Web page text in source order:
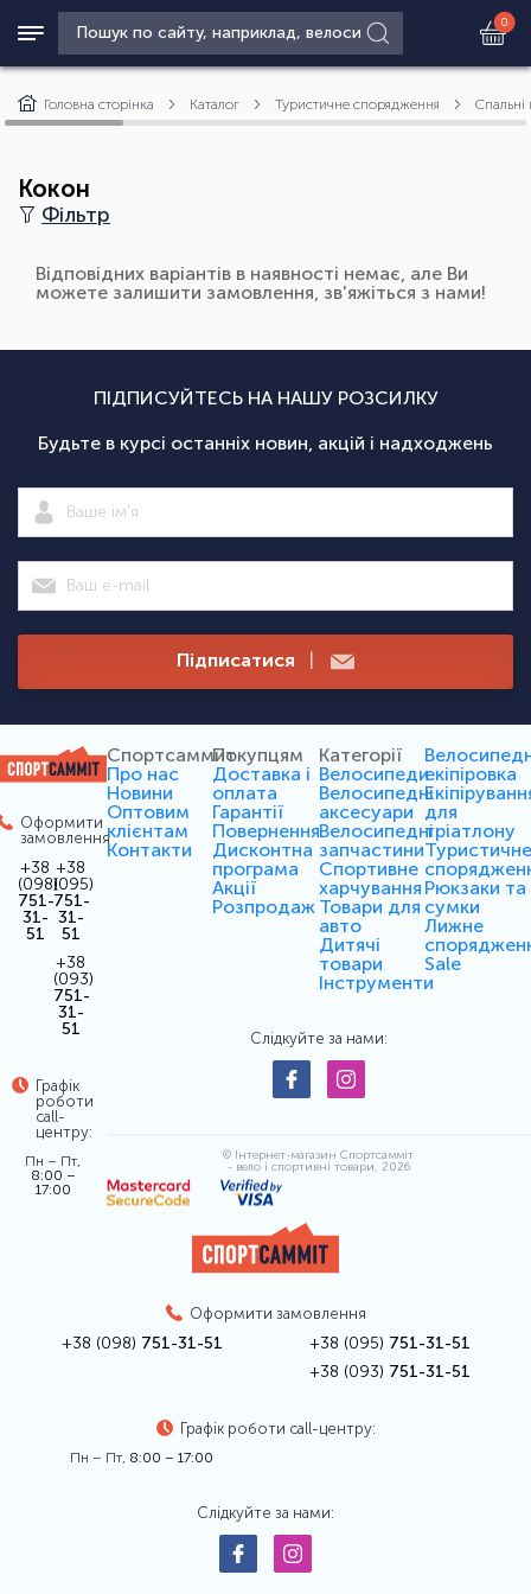
0
Головна сторінка Каталог Туристичне спорядження Спальні
Кокон
Фільтр
Відповідних варіантів в наявності немає, але Ви
можете залишити замовлення, зв'яжіться з нами!
ПІДПИСУЙТЕСЬ НА НАШУ РОЗСИЛКУ
Будьте в курсі останніх новин, акцій і надходжень
Підписатися |
Оформити
замовлення
+38
(098)
751-
31-
51
+38
(095)
751-
31-
51
+38
(093)
751-
31-
51
Графік
роботи
call-
центру:
Пн – Пт,
8:00 –
17:00
Спортсаммит
Про нас
Новини
Оптовим
клієнтам
Контакти
Покупцям
Доставка і
оплата
Гарантії
Повернення
Дисконтна
програма
Акції
Розпродаж
Категорії
Велосипеди
Велосипедні
аксесуари
Велосипедні
запчастини
Спортивне
харчування
Товари для
авто
Дитячі
товари
Інструменти
екіпіровка
для
тріатлону
Рюкзаки та
сумки
Лижне
Sale
Слідкуйте за нами:
© Інтернет-магазин Спортсамміт
- вело і спортивні товари, 2026
Оформити замовлення
+38 (098) 751-31-51 +38 (095) 751-31-51
+38 (093) 751-31-51
Графік роботи call-центру:
Пн – Пт, 8:00 – 17:00
Слідкуйте за нами: